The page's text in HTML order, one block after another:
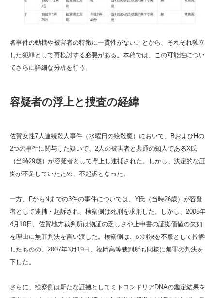
各事件の動機や被害者の特徴に一貫性がないことから、それぞれ独立
した犯罪として再検討する必要がある。本稿では、この可能性につい
てさらに詳細な分析を行う。
容疑者の浮上と捜査の経緯
佐賀女性7人連続殺人事件（水曜日の絞殺魔）において、BおよびHの
2つの事件に関与した疑いで、2人の被害者と共通の知人であるX氏
（当時29歳）が容疑者として浮上し逮捕された。しかし、決定的な証
拠が不足していたため、不起訴となった。
一方、FからNまでの3件の事件については、Y氏（当時26歳）が容疑
者として逮捕・起訴され、検察側は死刑を求刑した。しかし、2005年
4月10日、佐賀地方裁判所は物証の乏しさや上申書の証拠価値の欠如
を理由に無罪判決を言い渡した。検察側はこの判決を不服として控訴
したものの、2007年3月19日、福岡高等裁判所も同様に無罪の判決を
下した。
さらに、検察側は新たな証拠としてミトコンドリアDNAの鑑定結果を